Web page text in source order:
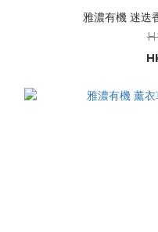
雅濃有機 迷迭